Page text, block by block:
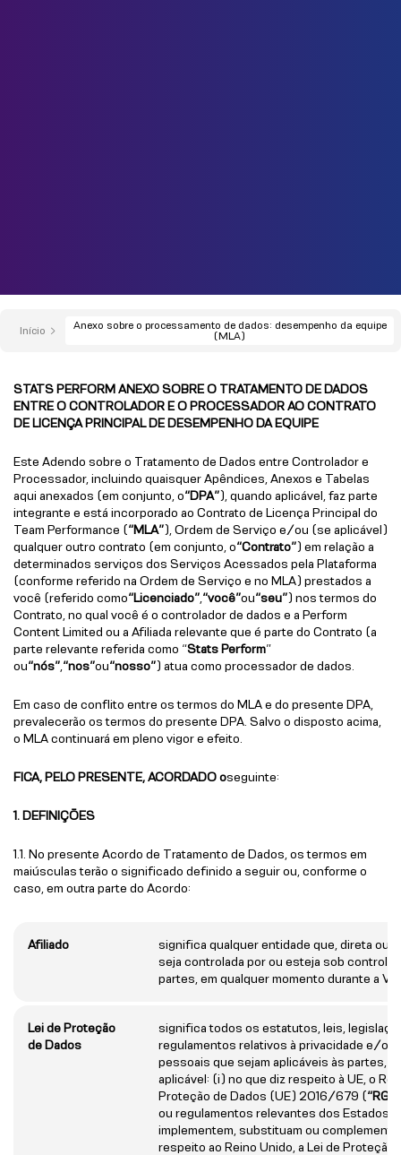
Início
Anexo sobre o processamento de dados: desempenho da equipe
(MLA)
STATS PERFORM ANEXO SOBRE O TRATAMENTO DE DADOS
ENTRE O CONTROLADOR E O PROCESSADOR AO CONTRATO
DE LICENÇA PRINCIPAL DE DESEMPENHO DA EQUIPE
Este Adendo sobre o Tratamento de Dados entre Controlador e
Processador, incluindo quaisquer Apêndices, Anexos e Tabelas
aqui anexados (em conjunto, o“DPA”), quando aplicável, faz parte
integrante e está incorporado ao Contrato de Licença Principal do
Team Performance (“MLA”), Ordem de Serviço e/ou (se aplicável)
qualquer outro contrato (em conjunto, o“Contrato”) em relação a
determinados serviços dos Serviços Acessados pela Plataforma
(conforme referido na Ordem de Serviço e no MLA) prestados a
você (referido como“Licenciado” “você”ou“seu”) nos termos do
Contrato, no qual você é o controlador de dados e a Perform
Content Limited ou a Afiliada relevante que é parte do Contrato (a
parte relevante referida como “Stats Perform”
ou“nós” “nos”ou“nosso”) atua como processador de dados.
Em caso de conflito entre os termos do MLA e do presente DPA,
prevalecerão os termos do presente DPA. Salvo o disposto acima,
o MLA continuará em pleno vigor e efeito.
FICA, PELO PRESENTE, ACORDADO oseguinte:
1. DEFINIÇÕES
1.1. No presente Acordo de Tratamento de Dados, os termos em
maiúsculas terão o significado definido a seguir ou, conforme o
caso, em outra parte do Acordo:
Afiliado
significa qualquer entidade que, direta ou
seja controlada por ou esteja sob controle
partes, em qualquer momento durante a
Lei de Proteção
de Dados
significa todos os estatutos, leis,
regulamentos relativos à privacidade e/ou
pessoais que sejam aplicáveis às partes,
aplicável: (i) no que diz respeito à UE, o
Proteção de Dados (UE) 2016/679 (
ou regulamentos relevantes dos Estados-
implementem, substituam ou
respeito ao Reino Unido, a Lei de Proteção